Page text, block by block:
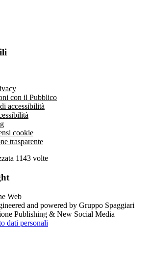
con il Pubblico
accessibilità
cookie
trasparente
1143 volte
and powered by Gruppo Spaggiari
Publishing & New Social Media
dati personali